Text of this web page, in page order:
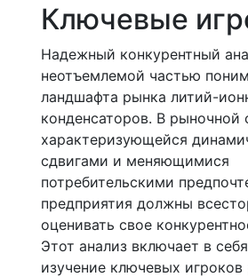
Ключевые
Надежный конкурентный
неотъемлемой частью
ландшафта рынка литий-
конденсаторов. В рыночной
характеризующейся
сдвигами и меняющимися
потребительскими
предприятия должны
оценивать свое
Этот анализ включает в
изучение ключевых игроков